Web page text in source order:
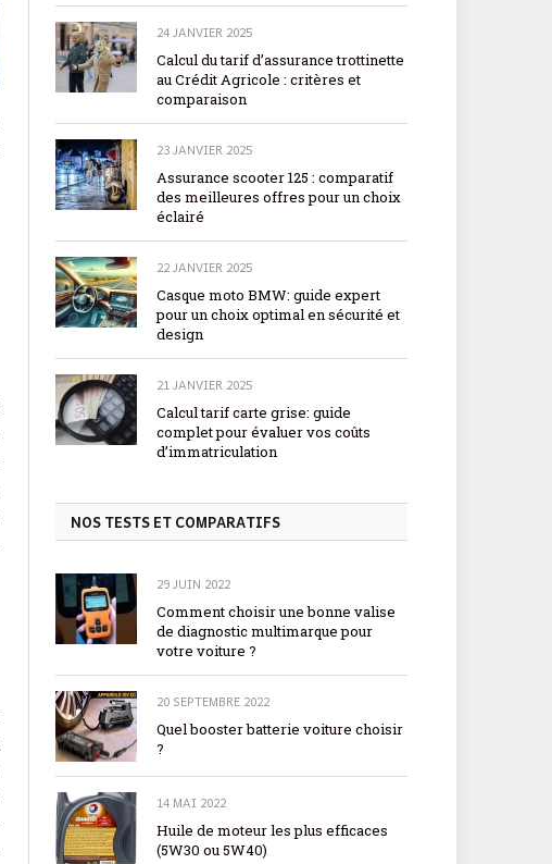
24 JANVIER 2025
Calcul du tarif d’assurance trottinette
au Crédit Agricole : critères et
comparaison
23 JANVIER 2025
Assurance scooter 125 : comparatif
des meilleures offres pour un choix
éclairé
22 JANVIER 2025
Casque moto BMW: guide expert
pour un choix optimal en sécurité et
design
21 JANVIER 2025
Calcul tarif carte grise: guide
complet pour évaluer vos coûts
d’immatriculation
NOS TESTS ET COMPARATIFS
29 JUIN 2022
Comment choisir une bonne valise
de diagnostic multimarque pour
votre voiture ?
20 SEPTEMBRE 2022
Quel booster batterie voiture choisir
?
14 MAI 2022
Huile de moteur les plus efficaces
(5W30 ou 5W40)